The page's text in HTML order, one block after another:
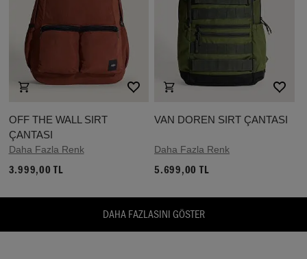
OFF THE WALL SIRT
ÇANTASI
Daha Fazla Renk
3.999,00 TL
VAN DOREN SIRT ÇANTASI
Daha Fazla Renk
5.699,00 TL
DAHA FAZLASINI GÖSTER